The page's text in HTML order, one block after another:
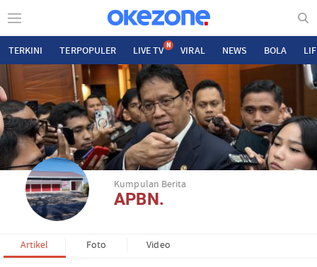
TERKINI TERPOPULER LIVE TV N VIRAL NEWS BOLA
Kumpulan Berita
APBN.
Artikel Foto Video